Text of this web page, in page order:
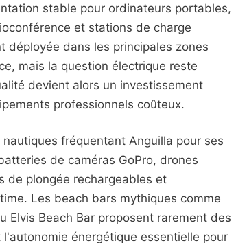
stable pour ordinateurs portables,
et stations de charge
déployée dans les principales zones
mais la question électrique reste
devient alors un investissement
professionnels coûteux.
fréquentant Anguilla pour ses
de caméras GoPro, drones
de plongée rechargeables et
Les beach bars mythiques comme
Elvis Beach Bar proposent rarement des
énergétique essentielle pour